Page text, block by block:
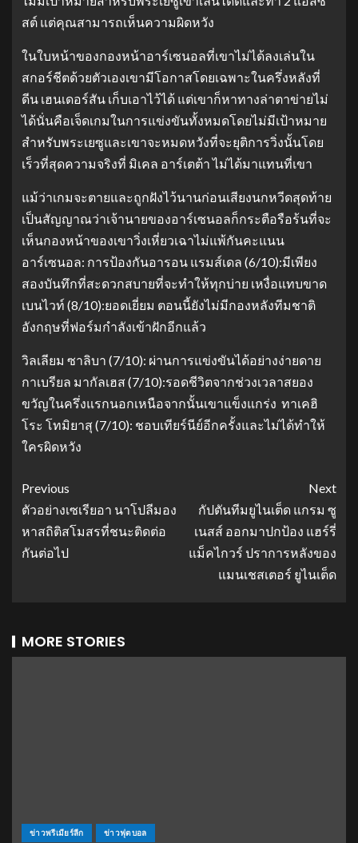
สต์ แต่คุณสามารถเห็นความผิดหวัง
ในใบหน้าของกองหน้าอาร์เซนอลที่เขาไม่ได้ลงเล่นใน
สกอร์ชีตด้วยตัวเองเขามีโอกาสโดยเฉพาะในครึ่งหลังที่
ดีน เฮนเดอร์สัน เก็บเอาไว้ได้ แต่เขาก็หาทางล่าตาข่ายไม่
ได้นั่นคือเจ็ดเกมในการแข่งขันทั้งหมดโดยไม่มีเป้าหมาย
สําหรับพระเยซูและเขาจะหมดหวังที่จะยุติการวิ่งนั้นโดย
เร็วที่สุดความจริงที่ มิเคล อาร์เตต้า ไม่ได้มาแทนที่เขา
แม้ว่าเกมจะตายและถูกฝังไว้นานก่อนเสียงนกหวีดสุดท้าย
เป็นสัญญาณว่าเจ้านายของอาร์เซนอลก็กระตือรือร้นที่จะ
เห็นกองหน้าของเขาวิ่งเหี่ยวเฉาไม่แพ้กันคะแนน
อาร์เซนอล: การป้องกันอารอน แรมส์เดล (6/10):มีเพียง
สองบันทึกที่สะดวกสบายที่จะทําให้ทุกบ่าย เหงื่อแทบขาด
เบนไวท์ (8/10):ยอดเยี่ยม ตอนนี้ยังไม่มีกองหลังทีมชาติ
อังกฤษที่ฟอร์มกําลังเข้าฝักอีกแล้ว
วิลเลียม ซาลิบา (7/10): ผ่านการแข่งขันได้อย่างง่ายดาย
กาเบรียล มากัลเฮส (7/10):รอดชีวิตจากช่วงเวลาสยอง
ขวัญในครึ่งแรกนอกเหนือจากนั้นเขาแข็งแกร่ง ทาเคฮิ
โระ โทมิยาสุ (7/10): ชอบเทียร์นีย์อีกครั้งและไม่ได้ทําให้
ใครผิดหวัง
Previous
ตัวอย่างเซเรียอา นาโปลีมอง
หาสถิติสโมสรที่ชนะติดต่อ
กันต่อไป
Next
กัปตันทีมยูไนเต็ด แกรม ซู
เนสส์ ออกมาปกป้อง แฮร์รี่
แม็คไกวร์ ปราการหลังของ
แมนเชสเตอร์ ยูไนเต็ด
MORE STORIES
ข่าวพรีเมียร์ลีก ข่าวฟุตบอล